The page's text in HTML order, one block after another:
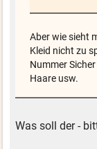
Aber wie sieht
Kleid nicht zu
Nummer
Haare usw.
Was soll der -